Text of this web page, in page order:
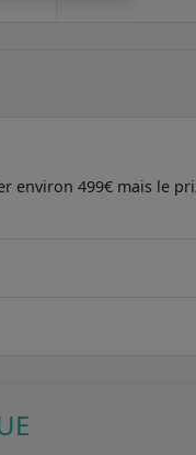
environ 499€ mais le